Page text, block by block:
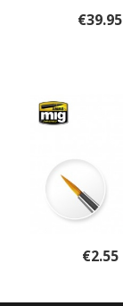
€39.95
€2.55